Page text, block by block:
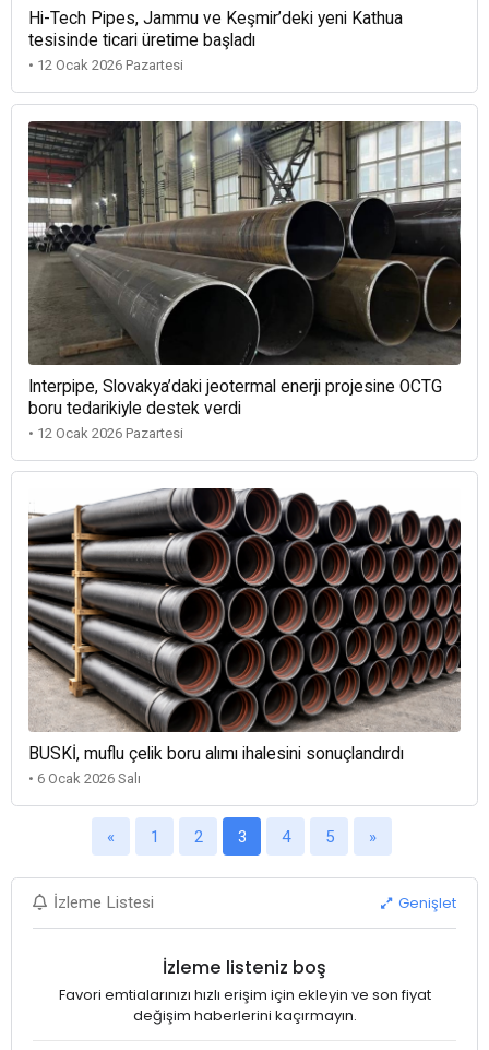
Hi-Tech Pipes, Jammu ve Keşmir’deki yeni Kathua
tesisinde ticari üretime başladı
• 12 Ocak 2026 Pazartesi
Interpipe, Slovakya’daki jeotermal enerji projesine OCTG
boru tedarikiyle destek verdi
• 12 Ocak 2026 Pazartesi
BUSKİ, muflu çelik boru alımı ihalesini sonuçlandırdı
• 6 Ocak 2026 Salı
« 1 2 3 4 5 »
İzleme Listesi Genişlet
İzleme listeniz boş
Favori emtialarınızı hızlı erişim için ekleyin ve son fiyat
değişim haberlerini kaçırmayın.